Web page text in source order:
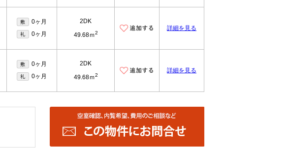
敷 0ヶ月
礼 0ヶ月
2DK
49.68ｍ2
詳細を見る
敷 0ヶ月
礼 0ヶ月
2DK
49.68ｍ2
詳細を見る